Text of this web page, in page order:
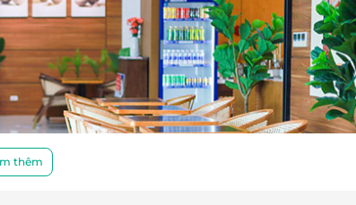
viên Lễ tân Phòng khách hoàn tất trên hệ
mời Hành khách sử dụng Dịch vụ Phòng chờ
trước như: Có vé trẻ em đi kèm,... sẽ do Khách
giá công bố cho khách lẻ tại Phòng khách,
sử dụng dịch vụ
thêm